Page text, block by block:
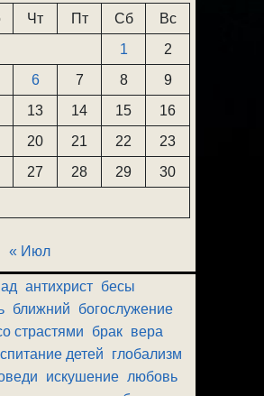
Чт Пт Сб
Вс
1
2
6 7 8
9
13 14 15
16
20 21 22
23
27 28 29
30
« Июл
ад антихрист бесы
ближний
богослужение
страстями брак вера
детей
глобализм
искушение любовь